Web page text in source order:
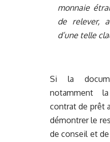
monnaie
de relever,
d’une telle
Si la
notamment
contrat de prêt
démontrer le
de conseil et